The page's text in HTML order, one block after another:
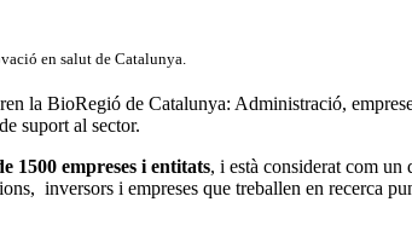
en salut de Catalunya.
la BioRegió de Catalunya: Administració,
suport al sector.
1500 empreses i entitats, i està considerat com un
inversors i empreses que treballen en recerca